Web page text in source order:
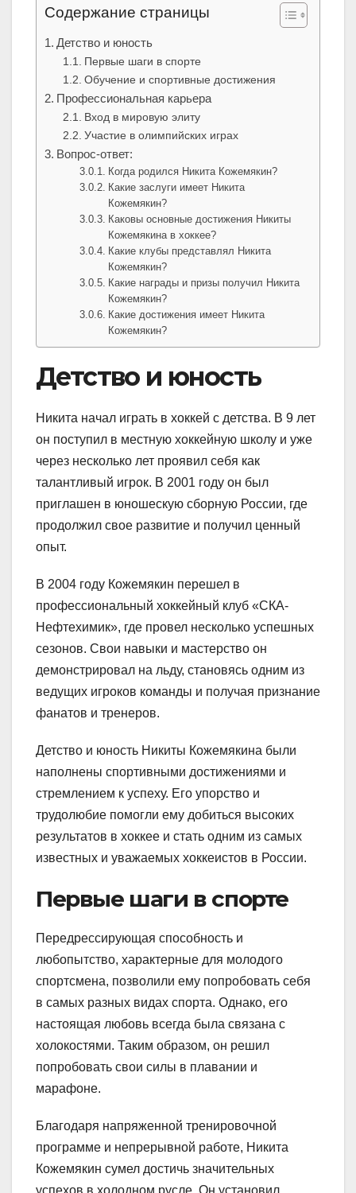
Содержание страницы
Детство и юность
Первые шаги в спорте
Обучение и спортивные достижения
Профессиональная карьера
Вход в мировую элиту
Участие в олимпийских играх
Вопрос-ответ:
Когда родился Никита Кожемякин?
Какие заслуги имеет Никита
Кожемякин?
Каковы основные достижения Никиты
Кожемякина в хоккее?
Какие клубы представлял Никита
Кожемякин?
Какие награды и призы получил Никита
Кожемякин?
Какие достижения имеет Никита
Кожемякин?
Детство и юность
Никита начал играть в хоккей с детства. В 9 лет
он поступил в местную хоккейную школу и уже
через несколько лет проявил себя как
талантливый игрок. В 2001 году он был
приглашен в юношескую сборную России, где
продолжил свое развитие и получил ценный
опыт.
В 2004 году Кожемякин перешел в
профессиональный хоккейный клуб «СКА-
Нефтехимик», где провел несколько успешных
сезонов. Свои навыки и мастерство он
демонстрировал на льду, становясь одним из
ведущих игроков команды и получая признание
фанатов и тренеров.
Детство и юность Никиты Кожемякина были
наполнены спортивными достижениями и
стремлением к успеху. Его упорство и
трудолюбие помогли ему добиться высоких
результатов в хоккее и стать одним из самых
известных и уважаемых хоккеистов в России.
Первые шаги в спорте
Передрессирующая способность и
любопытство, характерные для молодого
спортсмена, позволили ему попробовать себя
в самых разных видах спорта. Однако, его
настоящая любовь всегда была связана с
холокостями. Таким образом, он решил
попробовать свои силы в плавании и
марафоне.
Благодаря напряженной тренировочной
программе и непрерывной работе, Никита
Кожемякин сумел достичь значительных
успехов в холодном русле. Он установил